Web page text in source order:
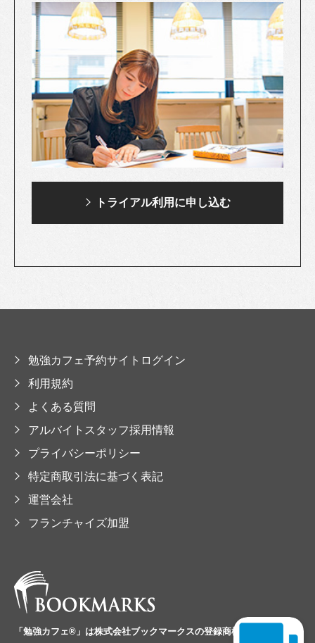
トライアル利用に申し込む
勉強カフェ予約サイトログイン
利用規約
よくある質問
アルバイトスタッフ採用情報
プライバシーポリシー
特定商取引法に基づく表記
運営会社
フランチャイズ加盟
「勉強カフェ®」は株式会社ブックマークスの登録商標です。